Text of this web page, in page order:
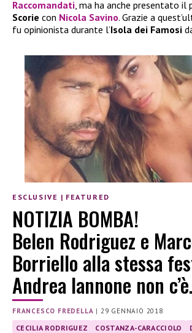
Raccomandati, ma ha anche presentato il
Scorie con Nicola Savino. Grazie a
fu opinionista durante l’Isola dei Famosi
ESCLUSIVE | FEATURED
NOTIZIA BOMBA!
Belen Rodriguez e
Borriello alla stessa
Andrea Iannone non
FRANCESCO FREDELLA | 29 GENNAIO 2018
CECILIA RODRIGUEZ COSTANZA-CARACCIOLO